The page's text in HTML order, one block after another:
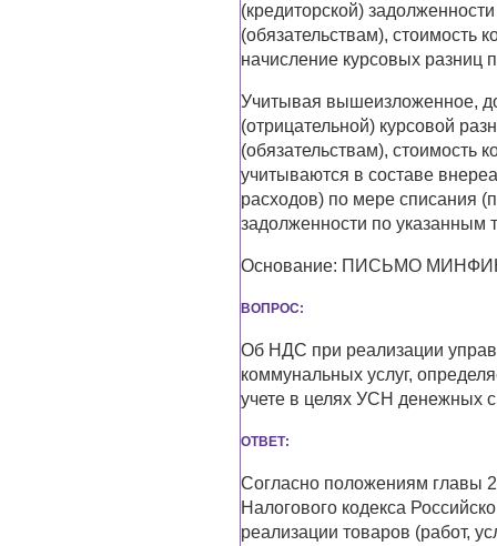
(кредиторской)
(обязательствам), стоимость
начисление курсовых разниц
Учитывая вышеизложенное,
(отрицательной) курсовой
(обязательствам), стоимость
учитываются в составе
расходов) по мере списания
задолженности по указанным
Основание: ПИСЬМО
ВОПРОС:
Об НДС при реализации
коммунальных услуг,
учете в целях УСН денежных
ОТВЕТ:
Согласно положениям главы
Налогового кодекса
реализации товаров (работ,